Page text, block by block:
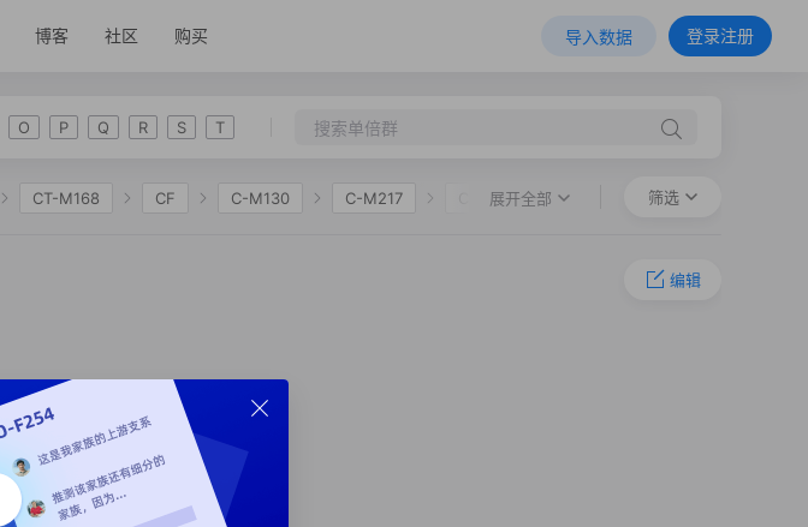
博客 社区 购买 导入数据 登录注册
O P Q R S T
CT-M168 CF C-M130 C-M217 C-F1067
展开全部 筛选
1 SNP
2
编辑